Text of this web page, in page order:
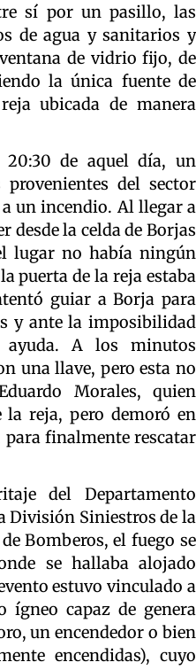
sí por un pasillo, las
de agua y sanitarios y
de vidrio fijo, de
la única fuente de
ubicada de manera
20:30 de aquel día, un
del sector
un incendio. Al llegar a
desde la celda de Borjas
lugar no había ningún
puerta de la reja estaba
guiar a Borja para
y ante la imposibilidad
A los minutos
una llave, pero esta no
Morales, quien
reja, pero demoró en
finalmente rescatar
del Departamento
División Siniestros de la
Bomberos, el fuego se
se hallaba alojado
estuvo vinculado a
ígneo capaz de genera
un encendedor o bien
encendidas), cuyo